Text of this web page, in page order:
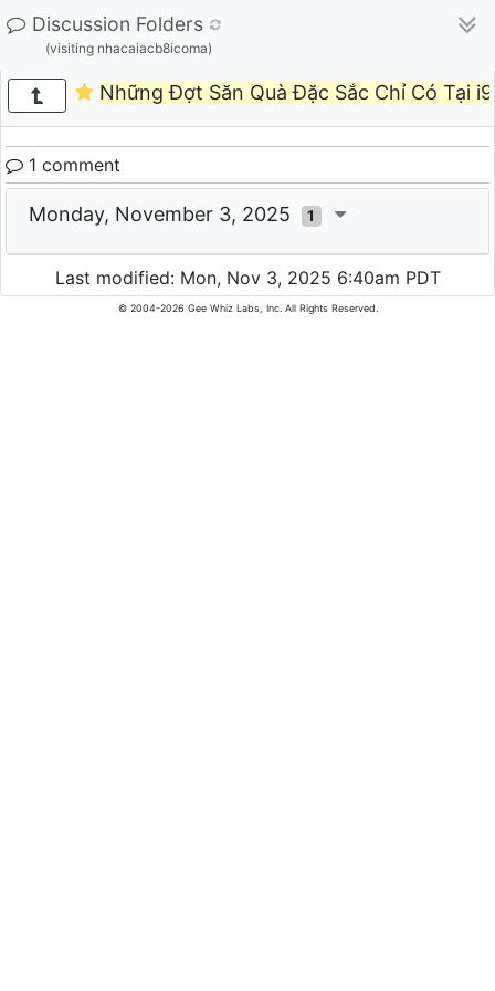
Discussion Folders
(visiting nhacaiacb8icoma)
Những Đợt Săn Quà Đặc Sắc Chỉ Có Tại
1 comment
Monday, November 3, 2025 1
Last modified: Mon, Nov 3, 2025 6:40am PDT
© 2004-2026 Gee Whiz Labs, Inc. All Rights Reserved.